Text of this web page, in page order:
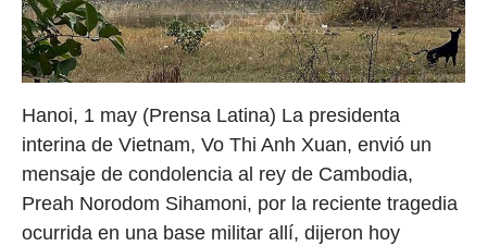
Hanoi, 1 may (Prensa Latina) La presidenta
interina de Vietnam, Vo Thi Anh Xuan, envió un
mensaje de condolencia al rey de Cambodia,
Preah Norodom Sihamoni, por la reciente tragedia
ocurrida en una base militar allí, dijeron hoy